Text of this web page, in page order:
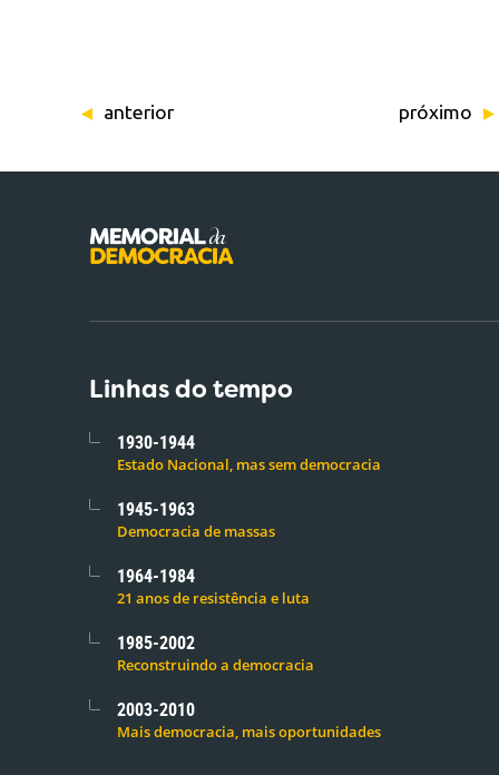
anterior próximo
Linhas do tempo
1930-1944
Estado Nacional, mas sem democracia
1945-1963
Democracia de massas
1964-1984
21 anos de resistência e luta
1985-2002
Reconstruindo a democracia
2003-2010
Mais democracia, mais oportunidades